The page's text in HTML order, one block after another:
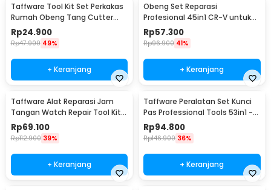
Taffware Tool Kit Set Perkakas
Rumah Obeng Tang Cutter
Kunci L 12in1 - KS-011
Rp24.900
Rp47.900 49%
+ Keranjang
Obeng Set Reparasi
Profesional 45in1 CR-V untuk
HP Laptop Elektronik - 6093
Rp57.300
Rp96.900 41%
+ Keranjang
Taffware Alat Reparasi Jam
Tangan Watch Repair Tool Kit
Lengkap 13in1 - SC8005
Rp69.100
Rp112.900 39%
+ Keranjang
Taffware Peralatan Set Kunci
Pas Professional Tools 53in1 -
CR-V53
Rp94.800
Rp146.900 36%
+ Keranjang